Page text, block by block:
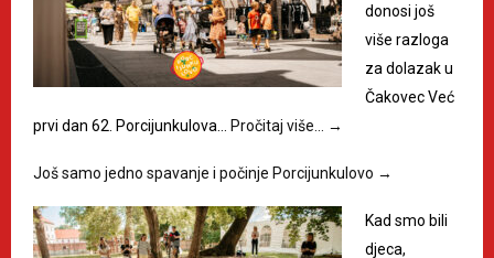
donosi još
više razloga
za dolazak u
Čakovec Već
prvi dan 62. Porcijunkulova…
Pročitaj više… →
Još samo jedno spavanje i počinje Porcijunkulovo →
Kad smo bili
djeca,